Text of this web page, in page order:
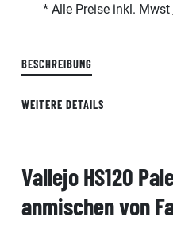
* Alle Preise inkl. Mwst
BESCHREIBUNG
WEITERE DETAILS
Vallejo HS120
anmischen von